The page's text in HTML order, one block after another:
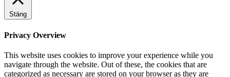
Stäng
Privacy Overview
This website uses cookies to improve your experience while you
navigate through the website. Out of these, the cookies that are
categorized as necessary are stored on your browser as they are